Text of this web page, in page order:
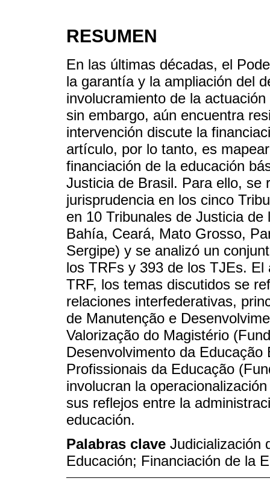
RESUMEN
En las últimas décadas, el
la garantía y la ampliación del
involucramiento de la
sin embargo, aún encuentra
intervención discute la
artículo, por lo tanto, es
financiación de la educación
Justicia de Brasil. Para ello, se
jurisprudencia en los cinco
en 10 Tribunales de Justicia
Bahía, Ceará, Mato Grosso,
Sergipe) y se analizó un
los TRFs y 393 de los TJEs.
TRF, los temas discutidos se
relaciones interfederativas,
de Manutenção e
Valorização do Magistério
Desenvolvimento da
Profissionais da Educação
involucran la
sus reflejos entre la
educación.
Palabras clave Judicialización
Educación; Financiación de la